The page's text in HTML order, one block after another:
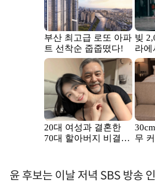
윤 후보는 이날 저녁 SBS 방송